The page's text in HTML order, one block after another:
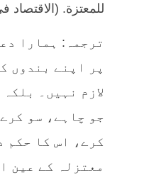
للمعتزة. (الاقتصاد
ترجمہ: ہمارا
پر اپنے بندوں
لازم نہیں۔
جو چاہے، سو
کرے، اس کا حکم
معتزلہ کے عین